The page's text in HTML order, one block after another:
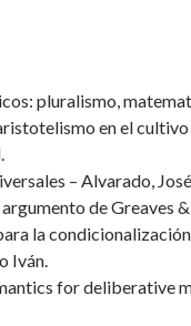
pluralismo,
en el
– Alvarado,
de Greaves
la
Iván.
for deliberative